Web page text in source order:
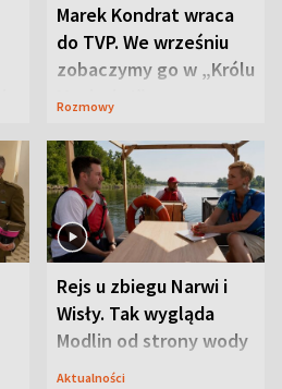
Marek Kondrat wraca
do TVP. We wrześniu
zobaczymy go w „Królu
Maciusiu I”
Rozmowy
Rejs u zbiegu Narwi i
Wisły. Tak wygląda
Modlin od strony wody
Aktualności